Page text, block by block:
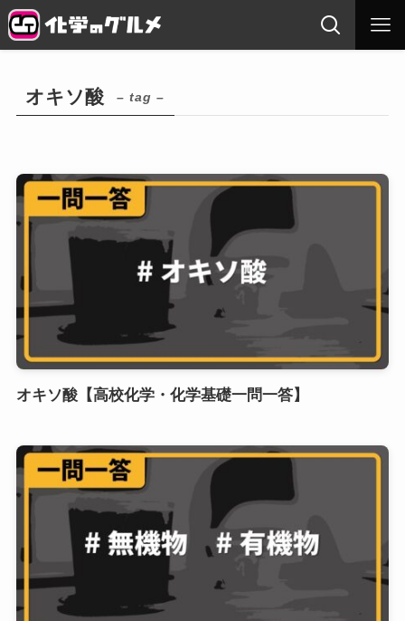
オキソ酸 – tag –
オキソ酸【高校化学・化学基礎一問一答】